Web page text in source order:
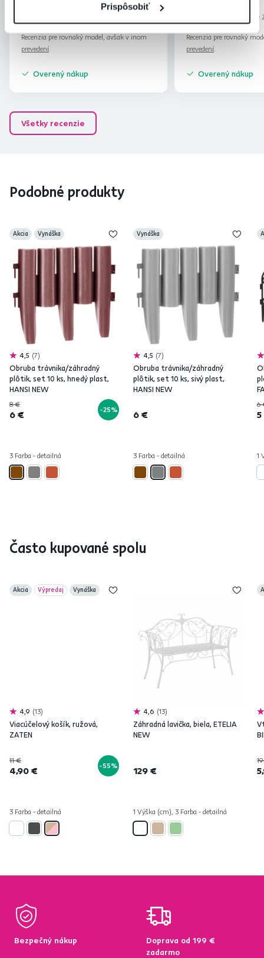
Prispôsobiť
Topľou, Slovensko
hviezdičiek
Recenzia pre rovnaký model, avšak v inom
prevedení.
Overený nákup
5.5.2026,
Slovensko
Recenzia pre rovnaký
prevedení.
Overený nákup
Všetky recenzie
Podobné produkty
Akcia Vynáška
4,5 7
Obruba trávnika/záhradný
plôtik, set 10 ks, hnedý plast,
HANSI NEW
8 €
6 € -25%
3 Farba - detailná
Vynáška
4,5 7
Obruba trávnika/záhradný
plôtik, set 10 ks, sivý plast,
HANSI NEW
6 €
3 Farba - detailná
6
1
Často kupované spolu
Akcia Výpredaj Vynáška
4,9 13
Viacúčelový košík, ružová,
ZATEN
11 €
4,90 € -55%
3 Farba - detailná
4,6 13
Záhradná lavička, biela, ETELIA
NEW
129 €
1 Výška (cm), 3 Farba - detailná
Bezpečný nákup
Doprava od 199 €
zadarmo